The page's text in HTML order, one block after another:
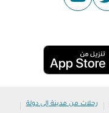
| رحلات من مدينة إلى دولة |